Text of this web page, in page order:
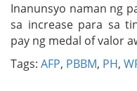
Inanunsyo naman ng
sa increase para sa
pay ng medal of valor
Tags: AFP, PBBM, PH,